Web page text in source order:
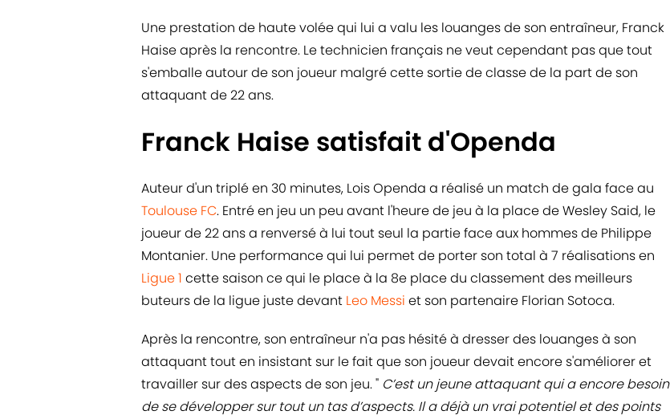
Une prestation de haute volée qui lui a valu les louanges de son entraîneur, Franck
Haise après la rencontre. Le technicien français ne veut cependant pas que tout
s'emballe autour de son joueur malgré cette sortie de classe de la part de son
attaquant de 22 ans.
Franck Haise satisfait d'Openda
Auteur d'un triplé en 30 minutes, Lois Openda a réalisé un match de gala face au
Toulouse FC. Entré en jeu un peu avant l'heure de jeu à la place de Wesley Said, le
joueur de 22 ans a renversé à lui tout seul la partie face aux hommes de Philippe
Montanier. Une performance qui lui permet de porter son total à 7 réalisations en
Ligue 1 cette saison ce qui le place à la 8e place du classement des meilleurs
buteurs de la ligue juste devant Leo Messi et son partenaire Florian Sotoca.
Après la rencontre, son entraîneur n'a pas hésité à dresser des louanges à son
attaquant tout en insistant sur le fait que son joueur devait encore s'améliorer et
travailler sur des aspects de son jeu. " C’est un jeune attaquant qui a encore besoin
de se développer sur tout un tas d’aspects. Il a déjà un vrai potentiel et des points